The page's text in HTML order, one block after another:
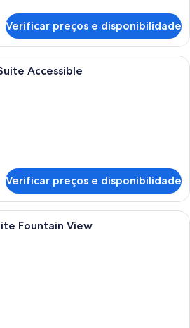
Verificar preços e disponibilidade
Accessible
Verificar preços e disponibilidade
Quarto de hotel moderno com área
Fountain View